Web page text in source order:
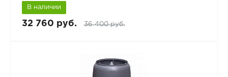
В наличии
32 760 руб. 36 400 руб.